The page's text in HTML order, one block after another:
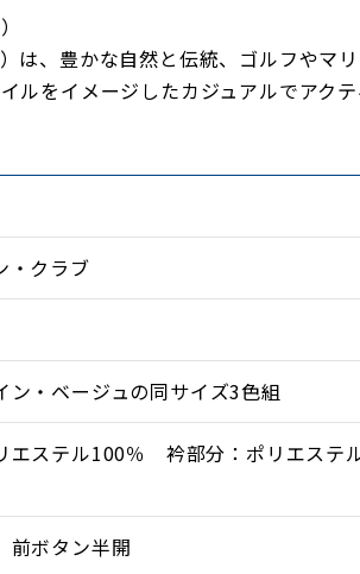
、豊かな自然と伝統、ゴルフやマ
ルをイメージしたカジュアルでアク
・クラブ
ン・ベージュの同サイズ3色組
エステル100％ 衿部分：ポリエス
前ボタン半開